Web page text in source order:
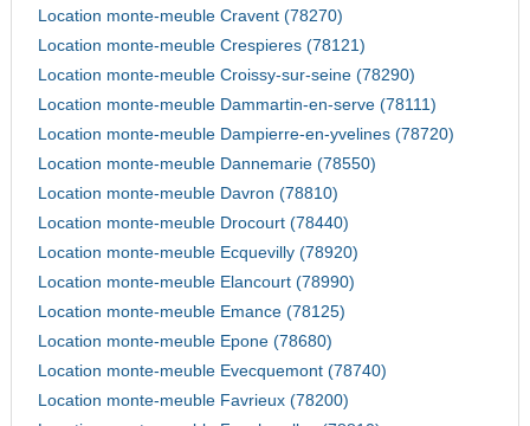
Location monte-meuble Cravent (78270)
Location monte-meuble Crespieres (78121)
Location monte-meuble Croissy-sur-seine (78290)
Location monte-meuble Dammartin-en-serve (78111)
Location monte-meuble Dampierre-en-yvelines (78720)
Location monte-meuble Dannemarie (78550)
Location monte-meuble Davron (78810)
Location monte-meuble Drocourt (78440)
Location monte-meuble Ecquevilly (78920)
Location monte-meuble Elancourt (78990)
Location monte-meuble Emance (78125)
Location monte-meuble Epone (78680)
Location monte-meuble Evecquemont (78740)
Location monte-meuble Favrieux (78200)